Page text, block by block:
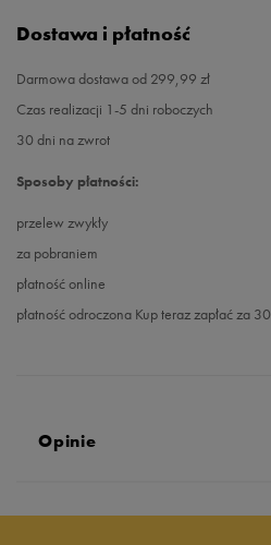
Dostawa i płatność
Darmowa dostawa od 299,99 zł
Czas realizacji 1-5 dni roboczych
30 dni na zwrot
Sposoby płatności:
przelew zwykły
za pobraniem
płatność online
płatność odroczona Kup teraz zapłać za
Opinie